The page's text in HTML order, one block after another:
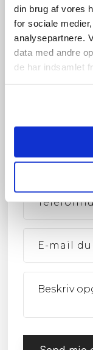
din brug af vores
for sociale
analysepartnere.
data med andre
de har indsamlet
Privat